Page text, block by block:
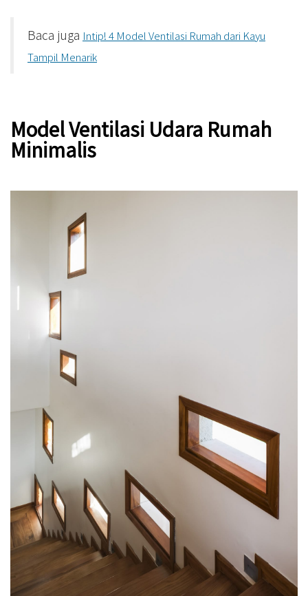
Baca juga Intip! 4 Model Ventilasi Rumah dari Kayu
Tampil Menarik
Model Ventilasi Udara Rumah
Minimalis